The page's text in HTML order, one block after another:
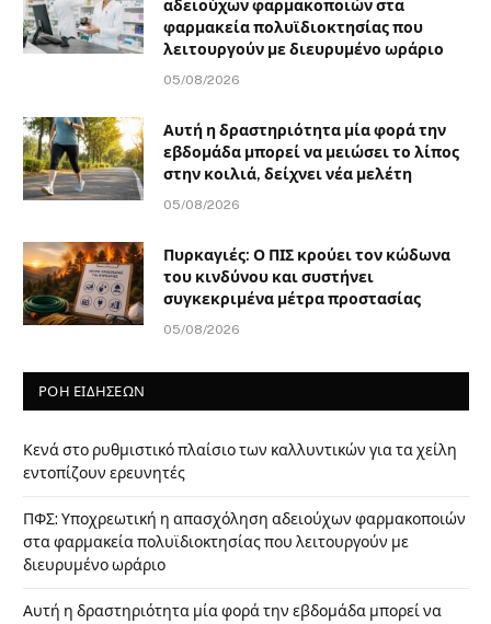
αδειούχων φαρμακοποιών στα
φαρμακεία πολυϊδιοκτησίας που
λειτουργούν με διευρυμένο ωράριο
05/08/2026
Αυτή η δραστηριότητα μία φορά την
εβδομάδα μπορεί να μειώσει το λίπος
στην κοιλιά, δείχνει νέα μελέτη
05/08/2026
Πυρκαγιές: Ο ΠΙΣ κρούει τον κώδωνα
του κινδύνου και συστήνει
συγκεκριμένα μέτρα προστασίας
05/08/2026
ΡΟΗ ΕΙΔΗΣΕΩΝ
Κενά στο ρυθμιστικό πλαίσιο των καλλυντικών για τα χείλη
εντοπίζουν ερευνητές
ΠΦΣ: Υποχρεωτική η απασχόληση αδειούχων φαρμακοποιών
στα φαρμακεία πολυϊδιοκτησίας που λειτουργούν με
διευρυμένο ωράριο
Αυτή η δραστηριότητα μία φορά την εβδομάδα μπορεί να